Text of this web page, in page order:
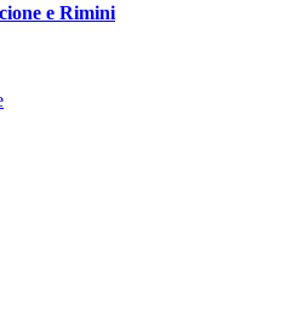
e Rimini